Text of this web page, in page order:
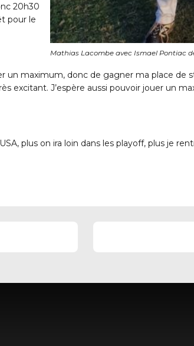
Mathias Lacombe avec Ismael Pontiac
20h30
pour le
un maximum, donc de gagner ma place de
excitant. J’espère aussi pouvoir jouer un
plus on ira loin dans les playoff, plus je